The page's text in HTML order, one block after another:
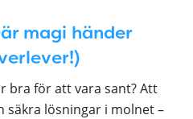
magi händer
bra för att vara sant? Att
säkra lösningar i molnet –